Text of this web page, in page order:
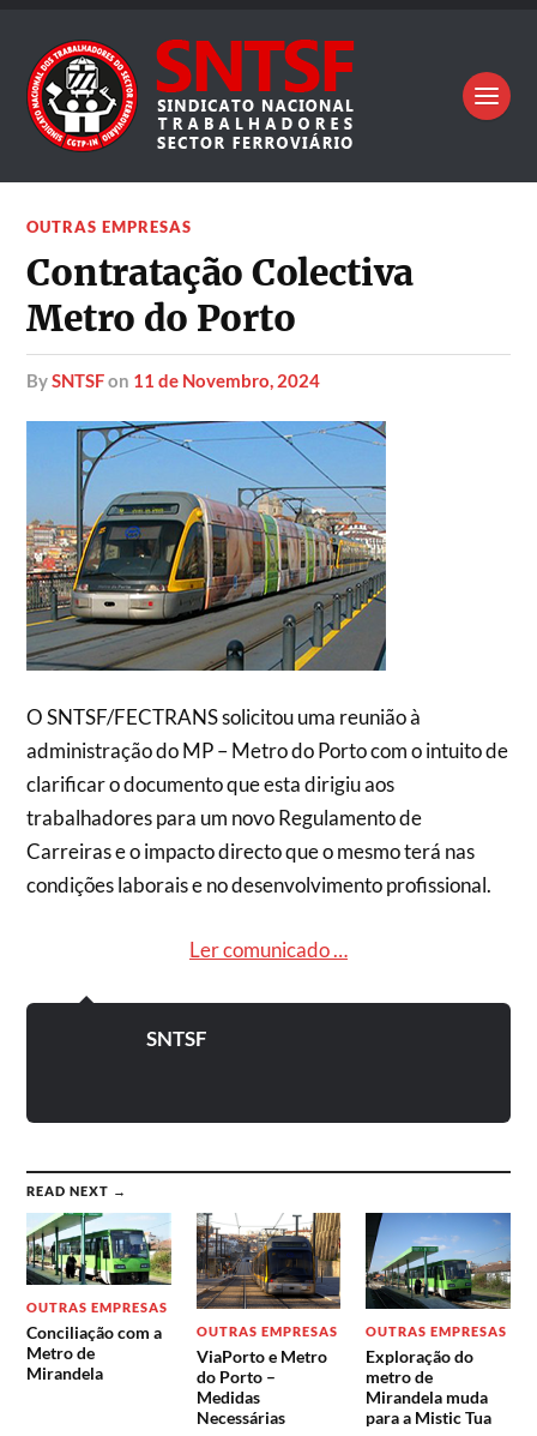
OUTRAS EMPRESAS
Contratação Colectiva
Metro do Porto
bySNTSFon 11 de Novembro, 2024
O SNTSF/FECTRANS solicitou uma reunião à
administração do MP – Metro do Porto com o intuito de
clarificar o documento que esta dirigiu aos
trabalhadores para um novo Regulamento de
Carreiras e o impacto directo que o mesmo terá nas
condições laborais e no desenvolvimento profissional.
Ler comunicado …
SNTSF
READ NEXT →
OUTRAS EMPRESAS
Conciliação com a
Metro de
Mirandela
OUTRAS EMPRESAS
ViaPorto e Metro
do Porto –
Medidas
Necessárias
OUTRAS EMPRESAS
Exploração do
metro de
Mirandela muda
para a Mistic Tua